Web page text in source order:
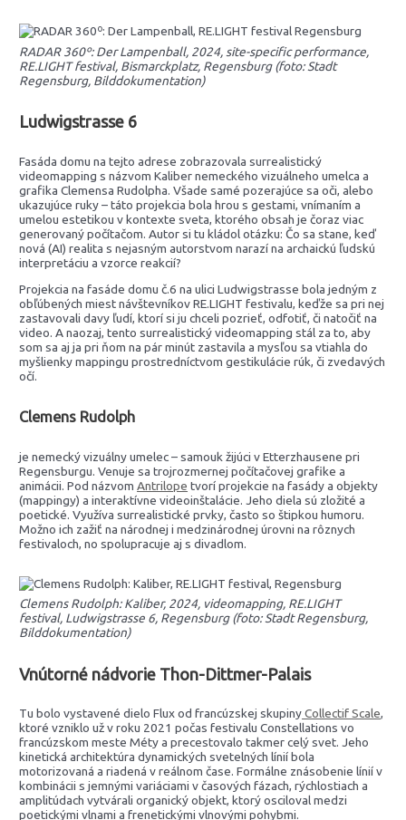
RADAR 360º: Der Lampenball, 2024, site-specific performance,
RE.LIGHT festival, Bismarckplatz, Regensburg (foto: Stadt
Regensburg, Bilddokumentation)
Ludwigstrasse 6
Fasáda domu na tejto adrese zobrazovala surrealistický
videomapping s názvom Kaliber nemeckého vizuálneho umelca a
grafika Clemensa Rudolpha. Všade samé pozerajúce sa oči, alebo
ukazujúce ruky – táto projekcia bola hrou s gestami, vnímaním a
umelou estetikou v kontexte sveta, ktorého obsah je čoraz viac
generovaný počítačom. Autor si tu kládol otázku: Čo sa stane, keď
nová (AI) realita s nejasným autorstvom narazí na archaickú ľudskú
interpretáciu a vzorce reakcií?
Projekcia na fasáde domu č.6 na ulici Ludwigstrasse bola jedným z
obľúbených miest návštevníkov RE.LIGHT festivalu, keďže sa pri nej
zastavovali davy ľudí, ktorí si ju chceli pozrieť, odfotiť, či natočiť na
video. A naozaj, tento surrealistický videomapping stál za to, aby
som sa aj ja pri ňom na pár minút zastavila a mysľou sa vtiahla do
myšlienky mappingu prostredníctvom gestikulácie rúk, či zvedavých
očí.
Clemens Rudolph
je nemecký vizuálny umelec – samouk žijúci v Etterzhausene pri
Regensburgu. Venuje sa trojrozmernej počítačovej grafike a
animácii. Pod názvomAntrilope tvorí projekcie na fasády a objekty
(mappingy) a interaktívne videoinštalácie. Jeho diela sú zložité a
poetické. Využíva surrealistické prvky, často so štipkou humoru.
Možno ich zažiť na národnej i medzinárodnej úrovni na rôznych
festivaloch, no spolupracuje aj s divadlom.
Clemens Rudolph: Kaliber, 2024, videomapping, RE.LIGHT
festival, Ludwigstrasse 6, Regensburg (foto: Stadt Regensburg,
Bilddokumentation)
Vnútorné nádvorie Thon-Dittmer-Palais
Tu bolo vystavené dielo Flux od francúzskej skupinyCollectif Scale,
ktoré vzniklo už v roku 2021 počas festivalu Constellations vo
francúzskom meste Méty a precestovalo takmer celý svet. Jeho
kinetická architektúra dynamických svetelných línií bola
motorizovaná a riadená v reálnom čase. Formálne znásobenie línií v
kombinácii s jemnými variáciami v časových fázach, rýchlostiach a
amplitúdach vytvárali organický objekt, ktorý osciloval medzi
poetickými vlnami a frenetickými vlnovými pohybmi.